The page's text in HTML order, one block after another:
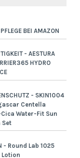
BEI AMAZON
- AESTURA
HYDRO
- SKIN1004
Centella
Water-Fit Sun
Set
- Round Lab 1025
Lotion